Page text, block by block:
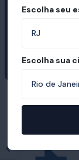
Ortobom
Escolha seu
Escolha sua